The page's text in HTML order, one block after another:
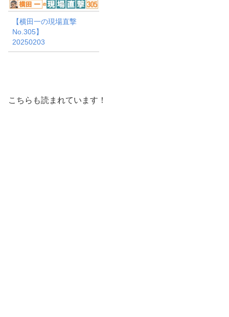
【横田一の現場直撃
No.305】
20250203
こちらも読まれています！